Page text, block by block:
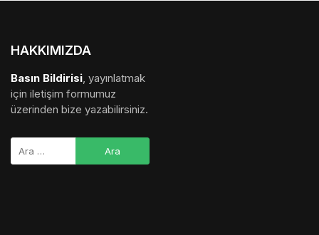
HAKKIMIZDA
Basın Bildirisi, yayınlatmak
için iletişim formumuz
üzerinden bize yazabilirsiniz.